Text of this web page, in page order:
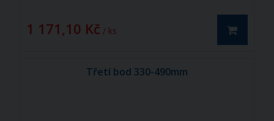
1 171,10 Kč / ks
Třetí bod 330-490mm